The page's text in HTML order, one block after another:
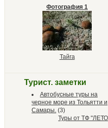
Фотография 1
Тайга
Турист. заметки
Автобусные туры на
черное море из Тольятти и
Самары. (3)
Туры от ТФ